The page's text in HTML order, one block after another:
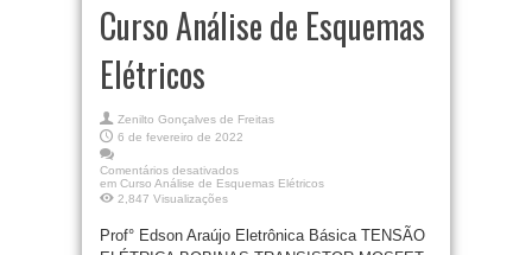
Curso Análise de Esquemas
Elétricos
Zenilto Gonçalves de Freitas
6 de fevereiro de 2022
Comentários desativados
em Curso Análise de Esquemas Elétricos
2,847 Visualizações
Prof° Edson Araújo Eletrônica Básica TENSÃO